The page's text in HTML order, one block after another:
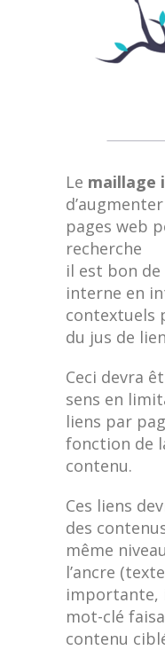
Le maillage
pages web
recherche
il est bon
interne en
contextuels
du jus de
Ceci devra
sens en
liens par
fonction de
contenu.
Ces liens
des
même
l’ancre
importante,
mot-clé
contenu